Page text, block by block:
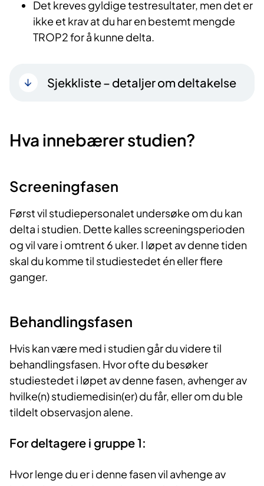
Det kreves gyldige testresultater, men det er
ikke et krav at du har en bestemt mengde
TROP2 for å kunne delta.
Sjekkliste – detaljer om deltakelse
Hva innebærer studien?
Screeningfasen
Først vil studiepersonalet undersøke om du kan
delta i studien. Dette kalles screeningsperioden
og vil vare i omtrent 6 uker. I løpet av denne tiden
skal du komme til studiestedet én eller flere
ganger.
Behandlingsfasen
Hvis kan være med i studien går du videre til
behandlingsfasen. Hvor ofte du besøker
studiestedet i løpet av denne fasen, avhenger av
hvilke(n) studiemedisin(er) du får, eller om du ble
tildelt observasjon alene.
For deltagere i gruppe 1:
Hvor lenge du er i denne fasen vil avhenge av